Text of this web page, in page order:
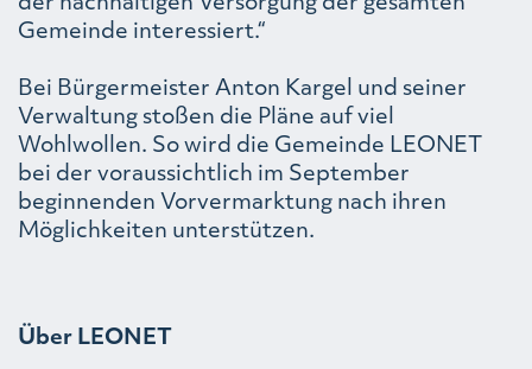
Gemeinde interessiert.“
Bei Bürgermeister Anton Kargel und seiner
Verwaltung stoßen die Pläne auf viel
Wohlwollen. So wird die Gemeinde LEONET
bei der voraussichtlich im September
beginnenden Vorvermarktung nach ihren
Möglichkeiten unterstützen.
Über LEONET